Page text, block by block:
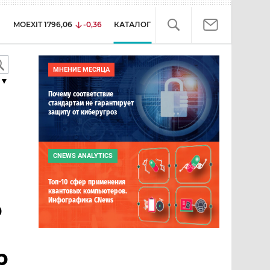
MOEXIT 1796,06 -0,36 КАТАЛОГ
МНЕНИЕ МЕСЯЦА
Почему соответствие
стандартам не гарантирует
защиту от киберугроз
CNEWS ANALYTICS
Топ-10 сфер применения
квантовых компьютеров.
Инфографика CNews